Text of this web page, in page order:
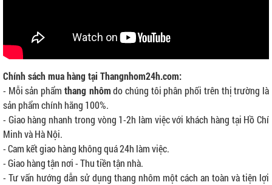
Chính sách mua hàng tại Thangnhom24h.com:
- Mỗi sản phẩm thang nhômdo chúng tôi phân phối trên thị trường là
sản phẩm chính hãng 100%.
- Giao hàng nhanh trong vòng 1-2h làm việc với khách hàng tại Hồ Chí
Minh và Hà Nội.
- Cam kết giao hàng không quá 24h làm việc.
- Giao hàng tận nơi - Thu tiền tận nhà.
- Tư vấn hướng dẫn sử dụng thang nhôm một cách an toàn và tiện lợi